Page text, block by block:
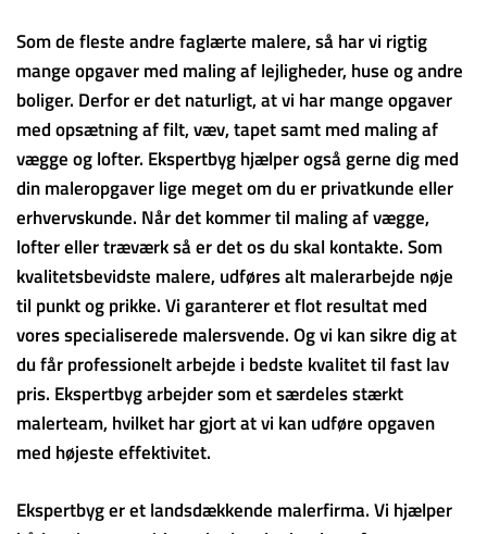
Som de fleste andre faglærte malere, så har vi rigtig
mange opgaver med maling af lejligheder, huse og andre
boliger. Derfor er det naturligt, at vi har mange opgaver
med opsætning af filt, væv, tapet samt med maling af
vægge og lofter. Ekspertbyg hjælper også gerne dig med
din maleropgaver lige meget om du er privatkunde eller
erhvervskunde. Når det kommer til maling af vægge,
lofter eller træværk så er det os du skal kontakte. Som
kvalitetsbevidste malere, udføres alt malerarbejde nøje
til punkt og prikke. Vi garanterer et flot resultat med
vores specialiserede malersvende. Og vi kan sikre dig at
du får professionelt arbejde i bedste kvalitet til fast lav
pris. Ekspertbyg arbejder som et særdeles stærkt
malerteam, hvilket har gjort at vi kan udføre opgaven
med højeste effektivitet.
Ekspertbyg er et landsdækkende malerfirma. Vi hjælper